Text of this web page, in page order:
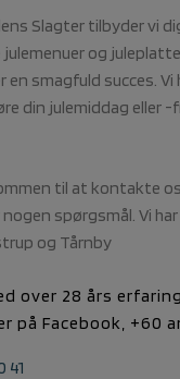
Slagter tilbyder vi
og
en smagfuld succes.
din julemiddag eller
til at kontakte
nogen spørgsmål. Vi
og Tårnby
over 28 års
på Facebook, +60
41